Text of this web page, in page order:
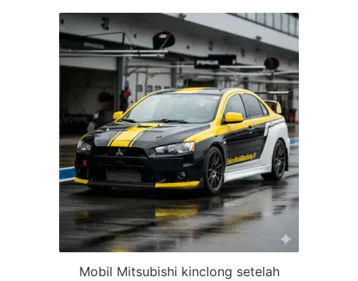
Mobil Mitsubishi kinclong setelah